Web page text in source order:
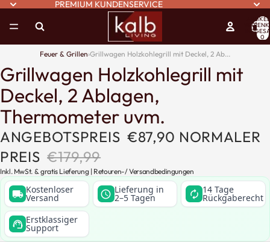
PREMIUM KUNDENSERVICE
0
Feuer & Grillen›Grillwagen Holzkohlegrill mit Deckel, 2 Ab...
Grillwagen Holzkohlegrill mit
Deckel, 2 Ablagen,
Thermometer uvm.
ANGEBOTSPREIS €87,90 NORMALER
PREIS €179,99
Inkl. MwSt. & gratis Lieferung | Retouren-/Versandbedingungen
local_shipping Kostenloser
Versand schedule Lieferung in
2–5 Tagen autorenew 14 Tage
Rückgaberecht
support_agent Erstklassiger
Support